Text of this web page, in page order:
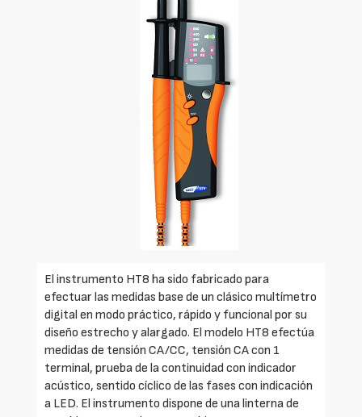
El instrumento HT8 ha sido fabricado para
efectuar las medidas base de un clásico multímetro
digital en modo práctico, rápido y funcional por su
diseño estrecho y alargado. El modelo HT8 efectúa
medidas de tensión CA/CC, tensión CA con 1
terminal, prueba de la continuidad con indicador
acústico, sentido cíclico de las fases con indicación
a LED. El instrumento dispone de una linterna de